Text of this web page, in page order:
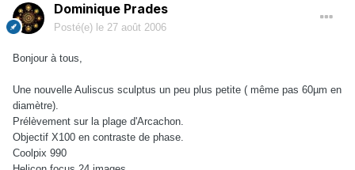
Dominique Prades
Posté(e) le 27 août 2006
Bonjour à tous,
Une nouvelle Auliscus sculptus un peu plus petite ( même pas 60µm en
diamètre).
Prélèvement sur la plage d'Arcachon.
Objectif X100 en contraste de phase.
Coolpix 990